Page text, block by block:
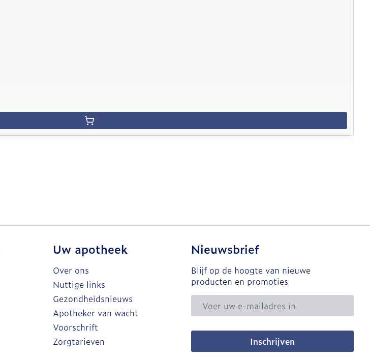
Uw apotheek
Over ons
Nuttige links
Gezondheidsnieuws
Apotheker van wacht
Voorschrift
Zorgtarieven
Nieuwsbrief
Blijf op de hoogte van nieuwe
producten en promoties
E-mail adres
Inschrijven